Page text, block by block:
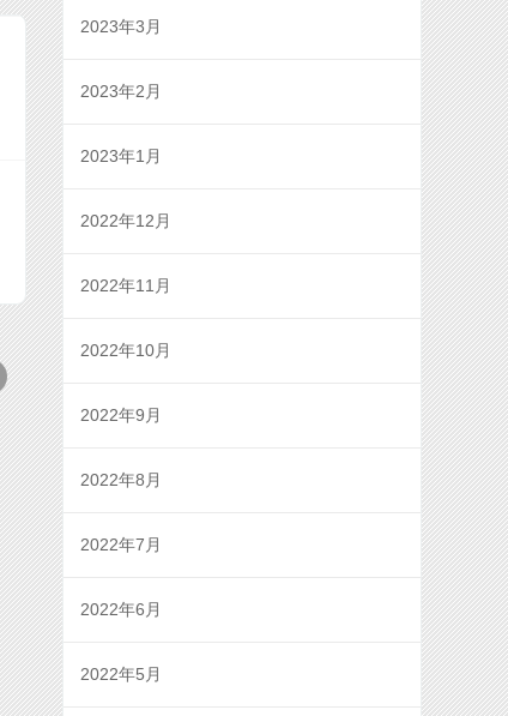
2023年3月
2023年2月
2023年1月
2022年12月
2022年11月
2022年10月
2022年9月
2022年8月
2022年7月
2022年6月
2022年5月